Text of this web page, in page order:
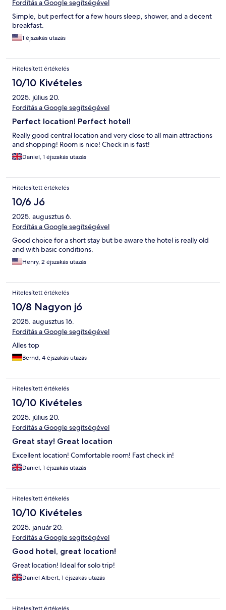
Fordítás a Google segítségével
Simple, but perfect for a few hours sleep, shower, and a decent
breakfast.
1 éjszakás utazás
Hitelesített értékelés
10/10 Kivételes
2025. július 20.
Fordítás a Google segítségével
Perfect location! Perfect hotel!
Really good central location and very close to all main attractions
and shopping! Room is nice! Check in is fast!
Daniel, 1 éjszakás utazás
Hitelesített értékelés
10/6 Jó
2025. augusztus 6.
Fordítás a Google segítségével
Good choice for a short stay but be aware the hotel is really old
and with basic conditions.
Henry, 2 éjszakás utazás
Hitelesített értékelés
10/8 Nagyon jó
2025. augusztus 16.
Fordítás a Google segítségével
Alles top
Bernd, 4 éjszakás utazás
Hitelesített értékelés
10/10 Kivételes
2025. július 20.
Fordítás a Google segítségével
Great stay! Great location
Excellent location! Comfortable room! Fast check in!
Daniel, 1 éjszakás utazás
Hitelesített értékelés
10/10 Kivételes
2025. január 20.
Fordítás a Google segítségével
Good hotel, great location!
Great location! Ideal for solo trip!
Daniel Albert, 1 éjszakás utazás